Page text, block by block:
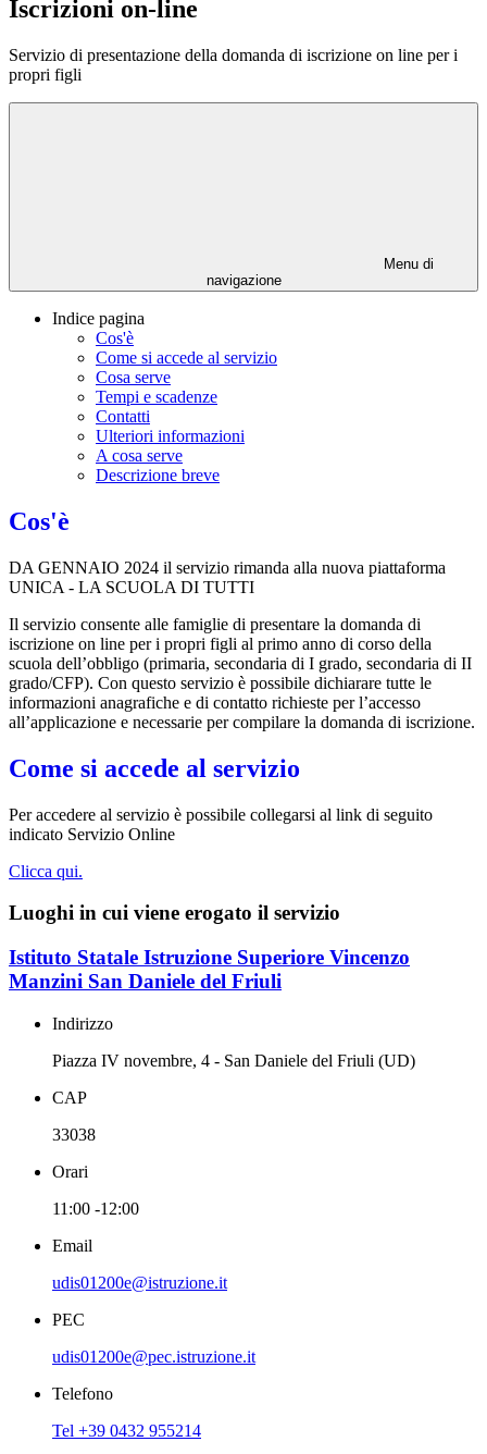
Iscrizioni on-line
Servizio di presentazione della domanda di iscrizione on line per i
propri figli
Menu di
navigazione
Indice pagina
Cos'è
Come si accede al servizio
Cosa serve
Tempi e scadenze
Contatti
Ulteriori informazioni
A cosa serve
Descrizione breve
Cos'è
DA GENNAIO 2024 il servizio rimanda alla nuova piattaforma
UNICA - LA SCUOLA DI TUTTI
Il servizio consente alle famiglie di presentare la domanda di
iscrizione on line per i propri figli al primo anno di corso della
scuola dell’obbligo (primaria, secondaria di I grado, secondaria di II
grado/CFP). Con questo servizio è possibile dichiarare tutte le
informazioni anagrafiche e di contatto richieste per l’accesso
all’applicazione e necessarie per compilare la domanda di iscrizione.
Come si accede al servizio
Per accedere al servizio è possibile collegarsi al link di seguito
indicato Servizio Online
Clicca qui.
Luoghi in cui viene erogato il servizio
Istituto Statale Istruzione Superiore Vincenzo
Manzini San Daniele del Friuli
Indirizzo
Piazza IV novembre, 4 - San Daniele del Friuli (UD)
CAP
33038
Orari
11:00 -12:00
Email
udis01200e@istruzione.it
PEC
udis01200e@pec.istruzione.it
Telefono
Tel +39 0432 955214